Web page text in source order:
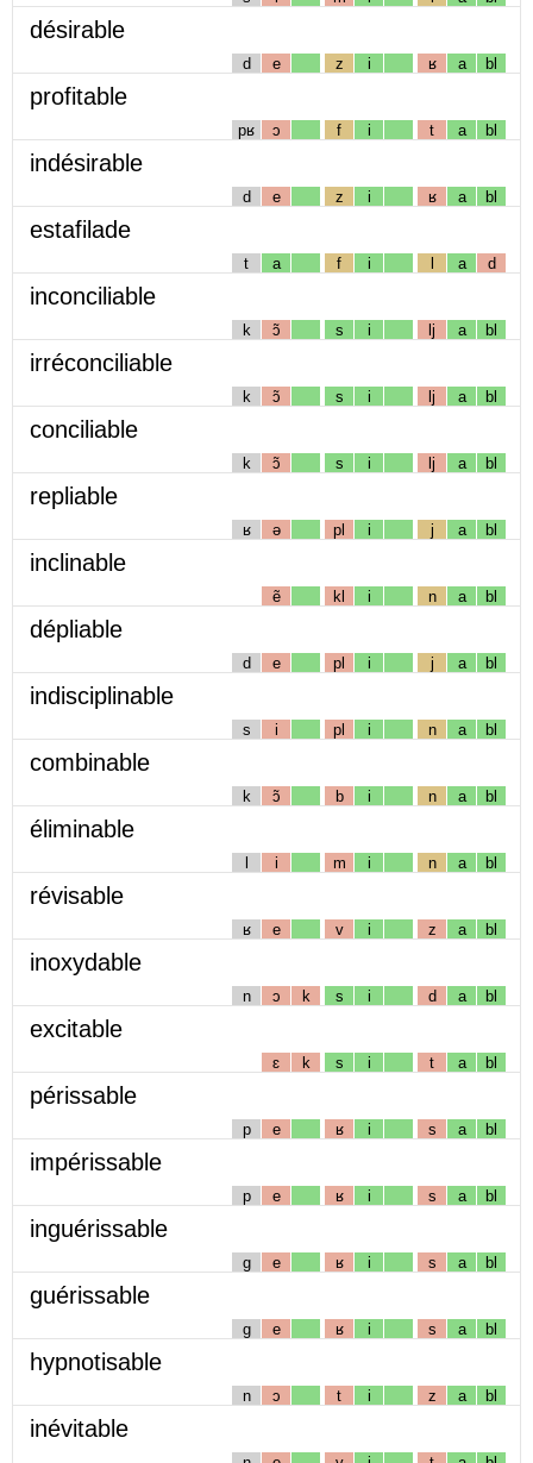
désirable
d e z i ʁ a bl
profitable
pʁ ɔ f i t a bl
indésirable
d e z i ʁ a bl
estafilade
t a f i l a d
inconciliable
k ɔ̃ s i lj a bl
irréconciliable
k ɔ̃ s i lj a bl
conciliable
k ɔ̃ s i lj a bl
repliable
ʁ ə pl i j a bl
inclinable
ẽ kl i n a bl
dépliable
d e pl i j a bl
indisciplinable
s i pl i n a bl
combinable
k ɔ̃ b i n a bl
éliminable
l i m i n a bl
révisable
ʁ e v i z a bl
inoxydable
n ɔ k s i d a bl
excitable
ɛ k s i t a bl
périssable
p e ʁ i s a bl
impérissable
p e ʁ i s a bl
inguérissable
g e ʁ i s a bl
guérissable
g e ʁ i s a bl
hypnotisable
n ɔ t i z a bl
inévitable